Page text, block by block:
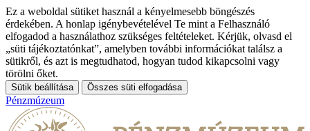
Ez a weboldal sütiket használ a kényelmesebb böngészés
érdekében. A honlap igénybevételével Te mint a Felhasználó
elfogadod a használathoz szükséges feltételeket. Kérjük, olvasd el
„süti tájékoztatónkat”, amelyben további információkat találsz a
sütikről, és azt is megtudhatod, hogyan tudod kikapcsolni vagy
törölni őket.
Sütik beállítása Összes süti elfogadása
Pénzmúzeum